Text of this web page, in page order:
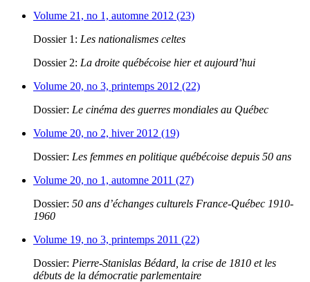
Volume 21, no 1, automne 2012 (23)
Dossier 1: Les nationalismes celtes
Dossier 2: La droite québécoise hier et aujourd’hui
Volume 20, no 3, printemps 2012 (22)
Dossier: Le cinéma des guerres mondiales au Québec
Volume 20, no 2, hiver 2012 (19)
Dossier: Les femmes en politique québécoise depuis 50 ans
Volume 20, no 1, automne 2011 (27)
Dossier: 50 ans d’échanges culturels France-Québec 1910-
1960
Volume 19, no 3, printemps 2011 (22)
Dossier: Pierre-Stanislas Bédard, la crise de 1810 et les
débuts de la démocratie parlementaire